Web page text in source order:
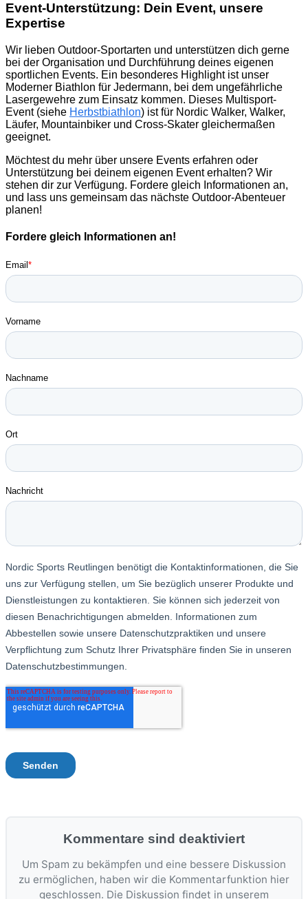
Event-Unterstützung: Dein Event, unsere
Expertise
Wir lieben Outdoor-Sportarten und unterstützen dich gerne
bei der Organisation und Durchführung deines eigenen
sportlichen Events. Ein besonderes Highlight ist unser
Moderner Biathlon für Jedermann, bei dem ungefährliche
Lasergewehre zum Einsatz kommen. Dieses Multisport-
Event (siehe Herbstbiathlon) ist für Nordic Walker, Walker,
Läufer, Mountainbiker und Cross-Skater gleichermaßen
geeignet.
Möchtest du mehr über unsere Events erfahren oder
Unterstützung bei deinem eigenen Event erhalten? Wir
stehen dir zur Verfügung. Fordere gleich Informationen an,
und lass uns gemeinsam das nächste Outdoor-Abenteuer
planen!
Fordere gleich Informationen an!
Kommentare sind deaktiviert
Um Spam zu bekämpfen und eine bessere Diskussion
zu ermöglichen, haben wir die Kommentarfunktion hier
geschlossen. Die Diskussion findet in unserem